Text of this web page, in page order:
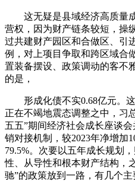
这无疑是县域经济高质量成
营权，因为财产链条较短，操
过共建财产园区和合做区、引
例，对上项目争取和跨区域合
置装备摆设、政策调动的客不
的是，
形成化债不实0.68亿元。这
正在不竭地震态调整之中，习
五五”期间经济社会成长座谈
销对接机制，较2023年净增加
79.5%。次要以五年成长规划
性、从导性和根本财产结构，
驰”的政策放到一路，有几个